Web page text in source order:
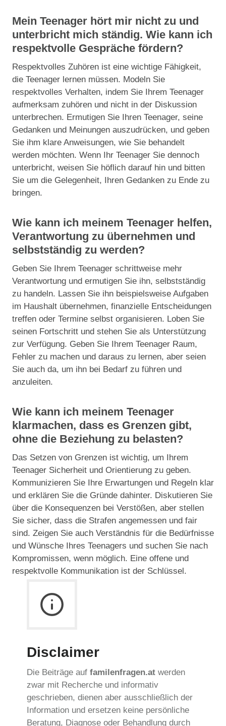
Mein Teenager hört mir nicht zu und
unterbricht mich ständig. Wie kann ich
respektvolle Gespräche fördern?
Respektvolles Zuhören ist eine wichtige Fähigkeit,
die Teenager lernen müssen. Modeln Sie
respektvolles Verhalten, indem Sie Ihrem Teenager
aufmerksam zuhören und nicht in der Diskussion
unterbrechen. Ermutigen Sie Ihren Teenager, seine
Gedanken und Meinungen auszudrücken, und geben
Sie ihm klare Anweisungen, wie Sie behandelt
werden möchten. Wenn Ihr Teenager Sie dennoch
unterbricht, weisen Sie höflich darauf hin und bitten
Sie um die Gelegenheit, Ihren Gedanken zu Ende zu
bringen.
Wie kann ich meinem Teenager helfen,
Verantwortung zu übernehmen und
selbstständig zu werden?
Geben Sie Ihrem Teenager schrittweise mehr
Verantwortung und ermutigen Sie ihn, selbstständig
zu handeln. Lassen Sie ihn beispielsweise Aufgaben
im Haushalt übernehmen, finanzielle Entscheidungen
treffen oder Termine selbst organisieren. Loben Sie
seinen Fortschritt und stehen Sie als Unterstützung
zur Verfügung. Geben Sie Ihrem Teenager Raum,
Fehler zu machen und daraus zu lernen, aber seien
Sie auch da, um ihn bei Bedarf zu führen und
anzuleiten.
Wie kann ich meinem Teenager
klarmachen, dass es Grenzen gibt,
ohne die Beziehung zu belasten?
Das Setzen von Grenzen ist wichtig, um Ihrem
Teenager Sicherheit und Orientierung zu geben.
Kommunizieren Sie Ihre Erwartungen und Regeln klar
und erklären Sie die Gründe dahinter. Diskutieren Sie
über die Konsequenzen bei Verstößen, aber stellen
Sie sicher, dass die Strafen angemessen und fair
sind. Zeigen Sie auch Verständnis für die Bedürfnisse
und Wünsche Ihres Teenagers und suchen Sie nach
Kompromissen, wenn möglich. Eine offene und
respektvolle Kommunikation ist der Schlüssel.
Disclaimer
Die Beiträge auf familenfragen.at werden
zwar mit Recherche und informativ
geschrieben, dienen aber ausschließlich der
Information und ersetzen keine persönliche
Beratung, Diagnose oder Behandlung durch